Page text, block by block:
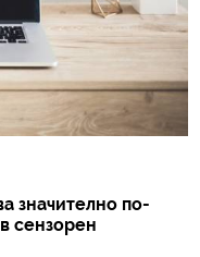
значително по-
сензорен